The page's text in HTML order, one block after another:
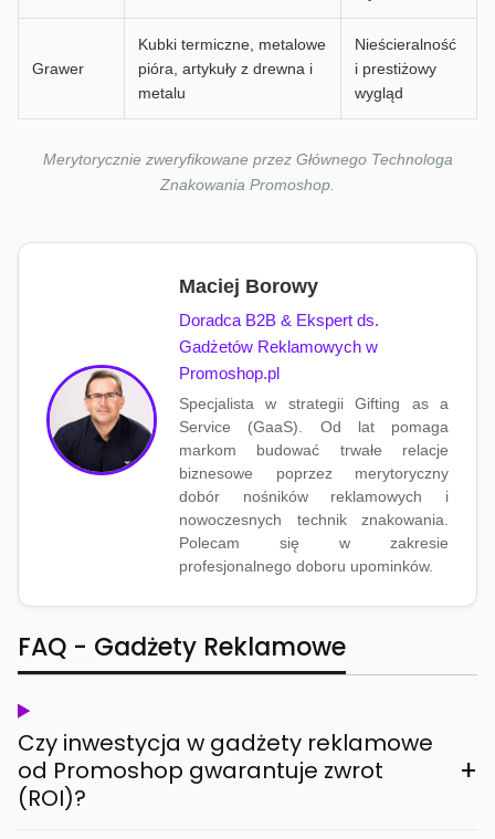
Grawer
Kubki termiczne, metalowe
pióra, artykuły z drewna i
metalu
Nieścieralność
i prestiżowy
wygląd
Merytorycznie zweryfikowane przez Głównego Technologa
Znakowania Promoshop.
Maciej Borowy
Doradca B2B & Ekspert ds.
Gadżetów Reklamowych w
Promoshop.pl
Specjalista w strategii Gifting as a
Service (GaaS). Od lat pomaga
markom budować trwałe relacje
biznesowe poprzez merytoryczny
dobór nośników reklamowych i
nowoczesnych technik znakowania.
Polecam się w zakresie
profesjonalnego doboru upominków.
FAQ - Gadżety Reklamowe
Czy inwestycja w gadżety reklamowe
od Promoshop gwarantuje zwrot
(ROI)?
+